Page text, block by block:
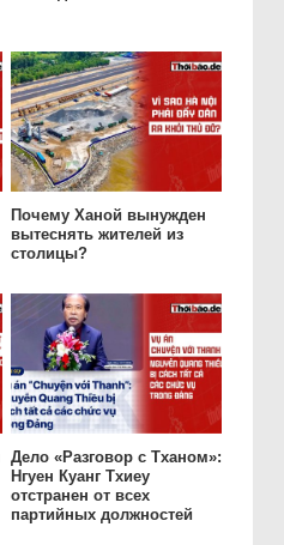
Почему Ханой вынужден
вытеснять жителей из
столицы?
Дело «Разговор с Тханом»:
Нгуен Куанг Тхиеу
отстранен от всех
партийных должностей